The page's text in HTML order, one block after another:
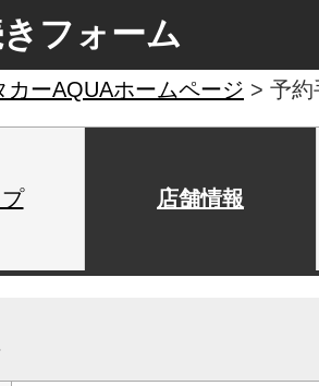
フォーム
カーAQUAホームページ > 予約
店舗情報